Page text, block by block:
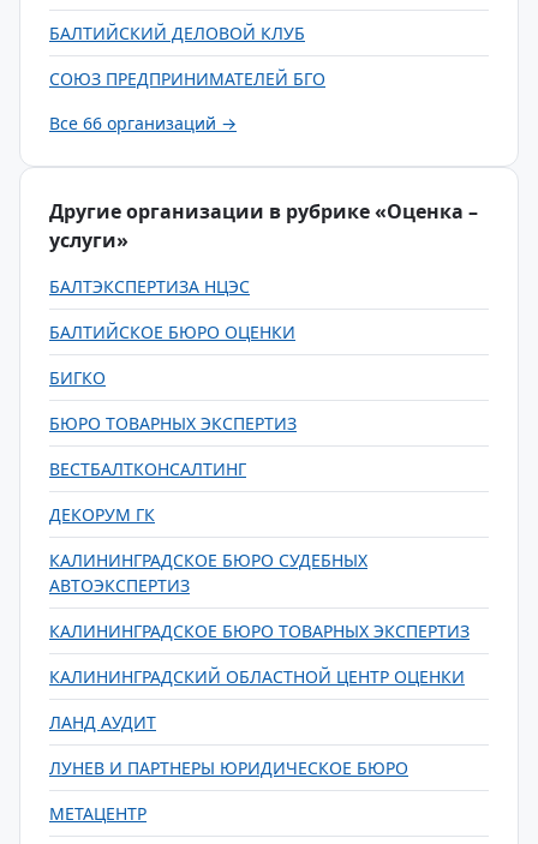
БАЛТИЙСКИЙ ДЕЛОВОЙ КЛУБ
СОЮЗ ПРЕДПРИНИМАТЕЛЕЙ БГО
Все 66 организаций →
Другие организации в рубрике «Оценка –
услуги»
БАЛТЭКСПЕРТИЗА НЦЭС
БАЛТИЙСКОЕ БЮРО ОЦЕНКИ
БИГКО
БЮРО ТОВАРНЫХ ЭКСПЕРТИЗ
ВЕСТБАЛТКОНСАЛТИНГ
ДЕКОРУМ ГК
КАЛИНИНГРАДСКОЕ БЮРО СУДЕБНЫХ
АВТОЭКСПЕРТИЗ
КАЛИНИНГРАДСКОЕ БЮРО ТОВАРНЫХ ЭКСПЕРТИЗ
КАЛИНИНГРАДСКИЙ ОБЛАСТНОЙ ЦЕНТР ОЦЕНКИ
ЛАНД АУДИТ
ЛУНЕВ И ПАРТНЕРЫ ЮРИДИЧЕСКОЕ БЮРО
МЕТАЦЕНТР